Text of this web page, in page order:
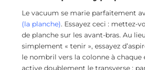
Le vacuum se marie parfaitement
(la planche). Essayez ceci : mettez-
de planche sur les avant-bras. Au
simplement « tenir », essayez
le nombril vers la colonne à chaque